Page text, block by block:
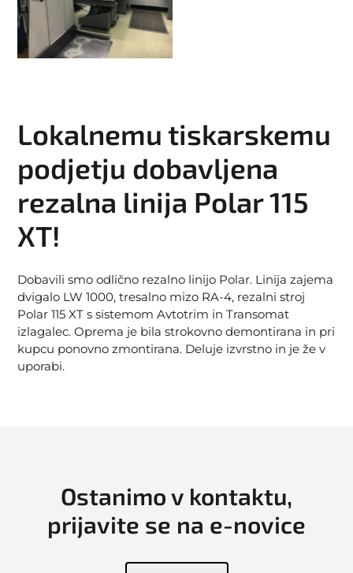
Lokalnemu tiskarskemu
podjetju dobavljena
rezalna linija Polar 115
XT!
Dobavili smo odlično rezalno linijo Polar. Linija zajema
dvigalo LW 1000, tresalno mizo RA-4, rezalni stroj
Polar 115 XT s sistemom Avtotrim in Transomat
izlagalec. Oprema je bila strokovno demontirana in pri
kupcu ponovno zmontirana. Deluje izvrstno in je že v
uporabi.
Ostanimo v kontaktu,
prijavite se na e-novice